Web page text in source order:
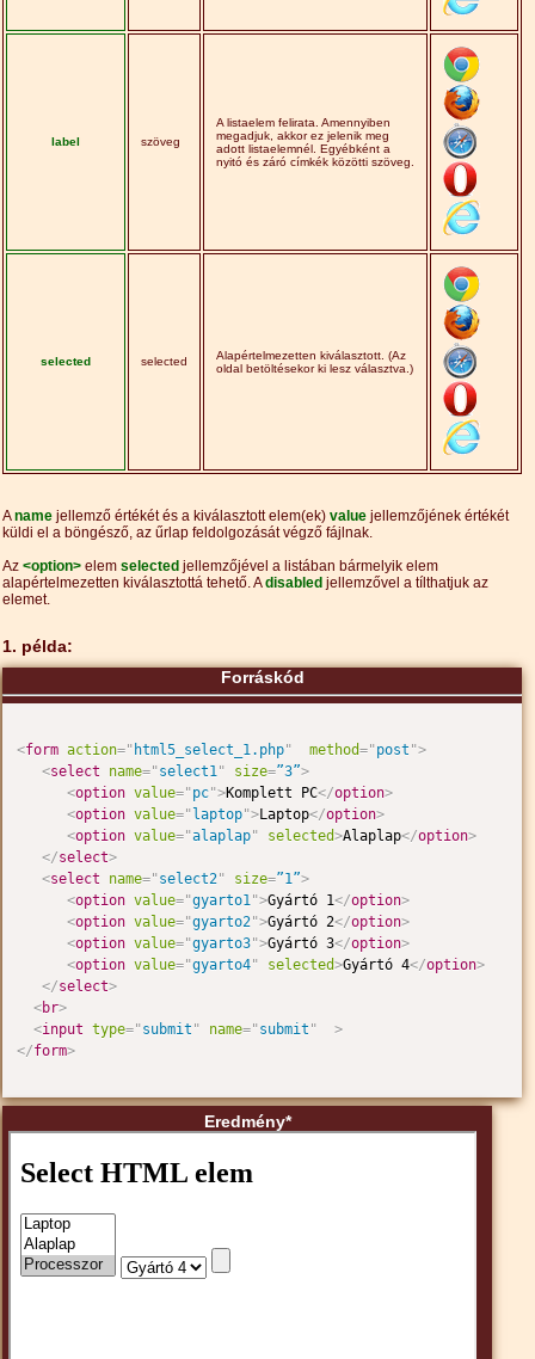
label szöveg
A listaelem felirata. Amennyiben
megadjuk, akkor ez jelenik meg
adott listaelemnél. Egyébként a
nyitó és záró címkék közötti szöveg.
selected selected
Alapértelmezetten kiválasztott. (Az
oldal betöltésekor ki lesz választva.)
Aname jellemző értékét és a kiválasztott elem(ek) value jellemzőjének értékét
küldi el a böngésző, az űrlap feldolgozását végző fájlnak.
Az <option> elem selected jellemzőjével a listában bármelyik elem
alapértelmezetten kiválasztottá tehető. Adisabled jellemzővel a tílthatjuk az
elemet.
1. példa:
Forráskód
<form action=" html5_select_1.php" method="post ">
<select name="select1" size=”3”>
<option value="pc">Komplett PC</option>
<option value=" laptop">Laptop</option>
<option value="alaplap" selected>Alaplap</option>
</select>
<select name="select2" size=”1”>
<option value="gyarto1">Gyártó 1</option>
<option value="gyarto2">Gyártó 2</option>
<option value="gyarto3">Gyártó 3</option>
<option value="gyarto4" selected>Gyártó 4</option>
</select>
<br>
<input type="submit " name="submit "
>
</form>
Eredmény*